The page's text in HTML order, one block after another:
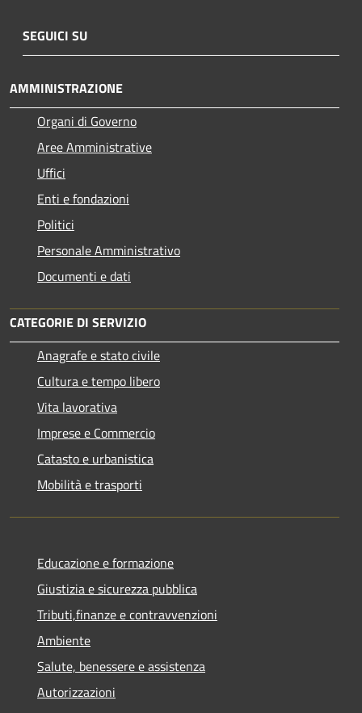
SEGUICI SU
AMMINISTRAZIONE
Organi di Governo
Aree Amministrative
Uffici
Enti e fondazioni
Politici
Personale Amministrativo
Documenti e dati
CATEGORIE DI SERVIZIO
Anagrafe e stato civile
Cultura e tempo libero
Vita lavorativa
Imprese e Commercio
Catasto e urbanistica
Mobilità e trasporti
Educazione e formazione
Giustizia e sicurezza pubblica
Tributi,finanze e contravvenzioni
Ambiente
Salute, benessere e assistenza
Autorizzazioni